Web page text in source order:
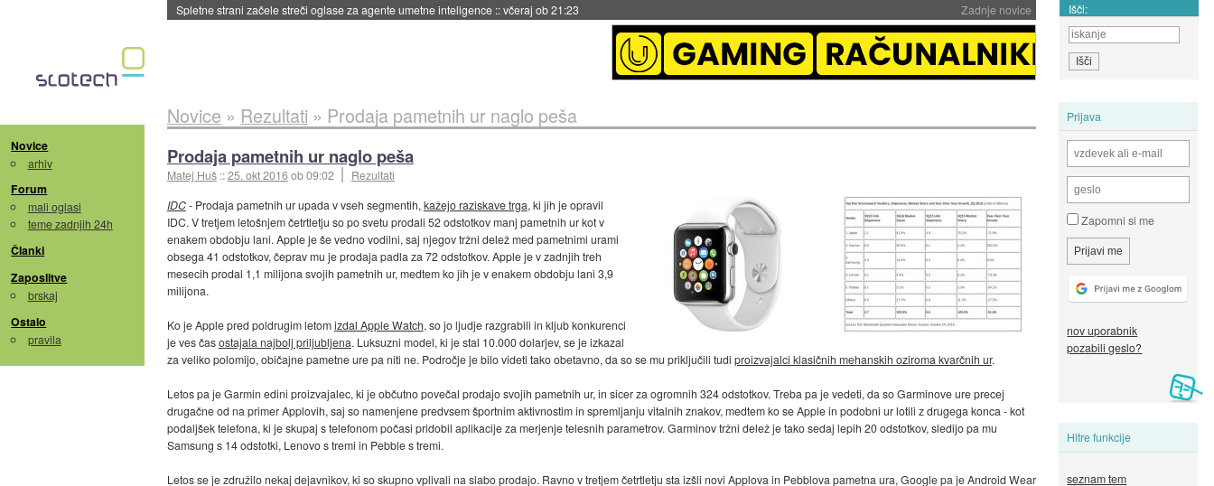
Zadnje novice
Spletne strani začele streči oglase za agente umetne inteligence ::včeraj ob 21:23 Išči:
Novice
arhiv
Forum
mali oglasi
teme zadnjih 24h
Članki
Zaposlitve
brskaj
Ostalo
pravila
Prijava
Zapomni si me
nov uporabnik
pozabili geslo?
Hitre funkcije
seznam tem
Novice » Rezultati » Prodaja pametnih ur naglo peša
Prodaja pametnih ur naglo peša
Matej Huš ::25. okt 2016ob 09:02
Rezultati
IDC- Prodaja pametnih ur upada v vseh segmentih, kažejo raziskave trga, ki jih je opravil
IDC. V tretjem letošnjem četrtletju so po svetu prodali 52 odstotkov manj pametnih ur kot v
enakem obdobju lani. Apple je še vedno vodilni, saj njegov tržni delež med pametnimi urami
obsega 41 odstotkov, čeprav mu je prodaja padla za 72 odstotkov. Apple je v zadnjih treh
mesecih prodal 1,1 milijona svojih pametnih ur, medtem ko jih je v enakem obdobju lani 3,9
milijona.
Ko je Apple pred poldrugim letomizdal Apple Watch, so jo ljudje razgrabili in kljub konkurenci
je ves časostajala najbolj priljubljena. Luksuzni model, ki je stal 10.000 dolarjev, se je izkazal
za veliko polomijo, običajne pametne ure pa niti ne. Področje je bilo videti tako obetavno, da so se mu priključili tudi proizvajalci klasičnih mehanskih oziroma kvarčnih ur.
Letos pa je Garmin edini proizvajalec, ki je občutno povečal prodajo svojih pametnih ur, in sicer za ogromnih 324 odstotkov. Treba pa je vedeti, da so Garminove ure precej
drugačne od na primer Applovih, saj so namenjene predvsem športnim aktivnostim in spremljanju vitalnih znakov, medtem ko se Apple in podobni ur lotili z drugega konca - kot
podaljšek telefona, ki je skupaj s telefonom počasi pridobil aplikacije za merjenje telesnih parametrov. Garminov tržni delež je tako sedaj lepih 20 odstotkov, sledijo pa mu
Samsung s 14 odstotki, Lenovo s tremi in Pebble s tremi.
Letos se je združilo nekaj dejavnikov, ki so skupno vplivali na slabo prodajo. Ravno v tretjem četrtletju sta izšli novi Applova in Pebblova pametna ura, Google pa je Android Wear